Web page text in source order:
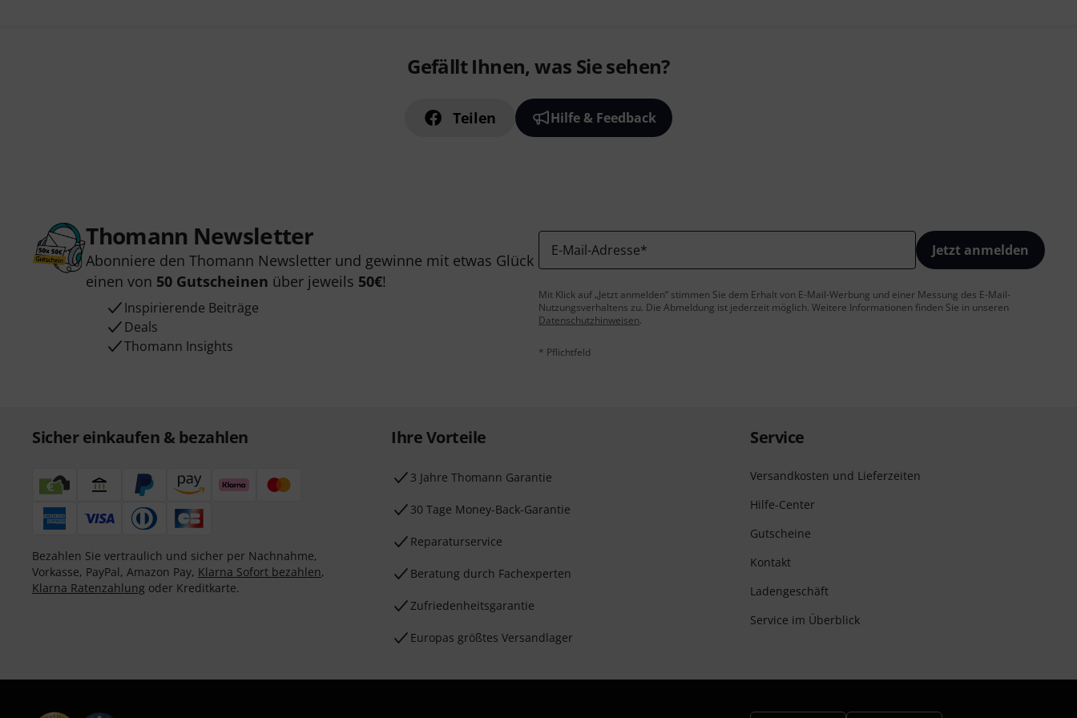
Gefällt Ihnen, was Sie sehen?
Teilen Hilfe & Feedback
Thomann Newsletter
Abonniere den Thomann Newsletter und gewinne mit etwas Glück
einen von 50 Gutscheinen über jeweils 50€!
Inspirierende Beiträge
Deals
Thomann Insights
E-Mail-Adresse* Jetzt anmelden
Mit Klick auf „Jetzt anmelden“ stimmen Sie dem Erhalt von E-Mail-Werbung und einer Messung des E-Mail-
Nutzungsverhaltens zu. Die Abmeldung ist jederzeit möglich. Weitere Informationen finden Sie in unseren
Datenschutzhinweisen.
* Pflichtfeld
Sicher einkaufen & bezahlen
Bezahlen Sie vertraulich und sicher per Nachnahme,
Vorkasse, PayPal, Amazon Pay, Klarna Sofort bezahlen,
Klarna Ratenzahlung oder Kreditkarte.
Ihre Vorteile
3 Jahre Thomann Garantie
30 Tage Money-Back-Garantie
Reparaturservice
Beratung durch Fachexperten
Zufriedenheitsgarantie
Europas größtes Versandlager
Service
Versandkosten und Lieferzeiten
Hilfe-Center
Gutscheine
Kontakt
Ladengeschäft
Service im Überblick